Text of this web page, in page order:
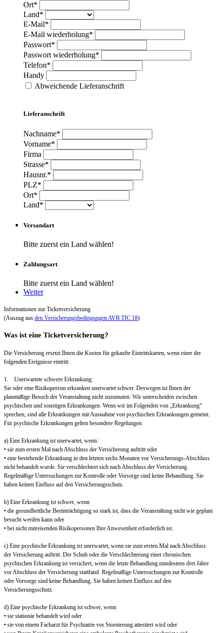
Ort*
Land*
E-Mail*
E-Mail wiederholung*
Passwort*
Passwort wiederholung*
Telefon*
Handy
Abweichende Lieferanschrift
Lieferanschrift
Nachname*
Vorname*
Firma
Strasse*
Hausnr.*
PLZ*
Ort*
Land*
Versandart
Bitte zuerst ein Land wählen!
Zahlungsart
Bitte zuerst ein Land wählen!
Weiter
Informationen zur Ticketversicherung
(Auszug aus den Versicherungsbedingungen AVB TIC 18)
Was ist eine Ticketversicherung?
Die Versicherung ersetzt Ihnen die Kosten für gekaufte Eintrittskarten, wenn einer der
folgenden Ereignisse eintritt:
1. Unerwartete schwere Erkrankung:
Sie oder eine Risikoperson erkranken unerwartet schwer. Deswegen ist Ihnen der
planmäßige Besuch der Veranstaltung nicht zuzumuten. Wir unterscheiden zwischen
psychischen und sonstigen Erkrankungen. Wenn wir im Folgenden von „Erkrankung“
sprechen, sind alle Erkrankungen mit Ausnahme von psychischen Erkrankungen gemeint.
Für psychische Erkrankungen gelten besondere Regelungen.
a) Eine Erkrankung ist unerwartet, wenn:
• sie zum ersten Mal nach Abschluss der Versicherung auftritt oder
• eine bestehende Erkrankung in den letzten sechs Monaten vor Versicherungs-Abschluss
nicht behandelt wurde. Sie verschlechtert sich nach Abschluss der Versicherung.
Regelmäßige Untersuchungen zur Kontrolle oder Vorsorge sind keine Behandlung. Sie
haben keinen Einfluss auf den Versicherungsschutz.
b) Eine Erkrankung ist schwer, wenn
• die gesundheitliche Beeinträchtigung so stark ist, dass die Veranstaltung nicht wie geplant
besucht werden kann oder
• bei nicht mitreisenden Risikopersonen Ihre Anwesenheit erforderlich ist.
c) Eine psychische Erkrankung ist unerwartet, wenn sie zum ersten Mal nach Abschluss
der Versicherung auftritt. Der Schub oder die Verschlechterung einer chronischen
psychischen Erkrankung ist versichert, wenn die letzte Behandlung mindestens drei Jahre
vor Abschluss der Versicherung stattfand. Regelmäßige Untersuchungen zur Kontrolle
oder Vorsorge sind keine Behandlung. Sie haben keinen Einfluss auf den
Versicherungsschutz.
d) Eine psychische Erkrankung ist schwer, wenn
• sie stationär behandelt wird oder
• sie von einem Facharzt für Psychiatrie vor Stornierung attestiert wird oder